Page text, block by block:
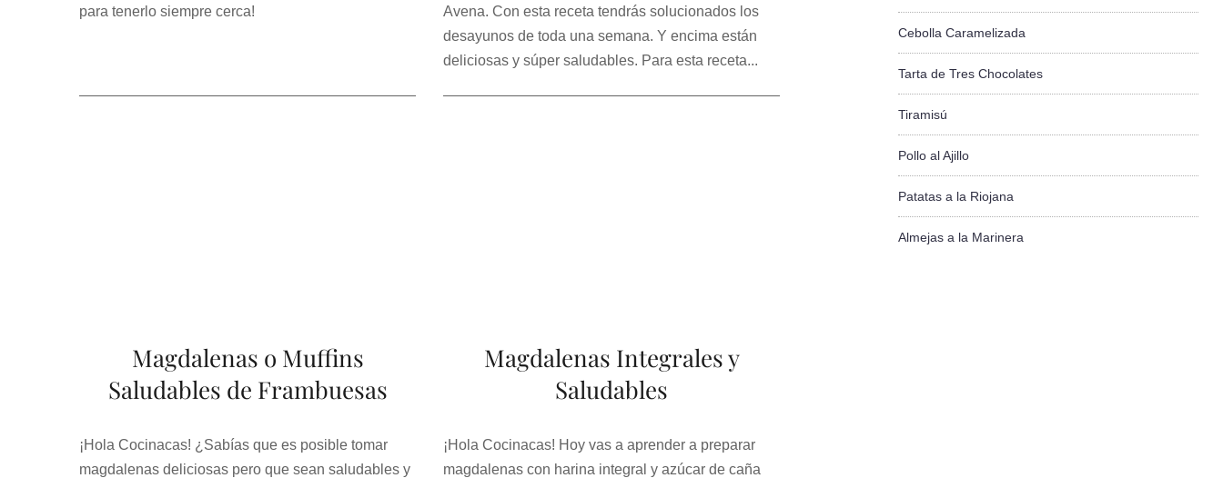
para tenerlo siempre cerca!
Avena. Con esta receta tendrás solucionados los
desayunos de toda una semana. Y encima están
deliciosas y súper saludables. Para esta receta...
Magdalenas o Muffins
Saludables de Frambuesas
¡Hola Cocinacas! ¿Sabías que es posible tomar
magdalenas deliciosas pero que sean saludables y
Magdalenas Integrales y
Saludables
¡Hola Cocinacas! Hoy vas a aprender a preparar
magdalenas con harina integral y azúcar de caña
Cebolla Caramelizada
Tarta de Tres Chocolates
Tiramisú
Pollo al Ajillo
Patatas a la Riojana
Almejas a la Marinera